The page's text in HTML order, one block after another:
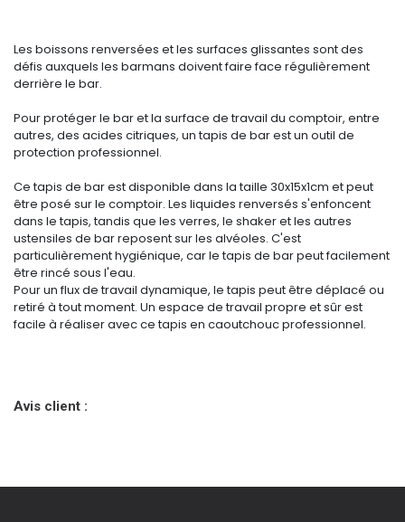
Les boissons renversées et les surfaces glissantes sont des
défis auxquels les barmans doivent faire face régulièrement
derrière le bar.
Pour protéger le bar et la surface de travail du comptoir, entre
autres, des acides citriques, un tapis de bar est un outil de
protection professionnel.
Ce tapis de bar est disponible dans la taille 30x15x1cm et peut
être posé sur le comptoir. Les liquides renversés s'enfoncent
dans le tapis, tandis que les verres, le shaker et les autres
ustensiles de bar reposent sur les alvéoles. C'est
particulièrement hygiénique, car le tapis de bar peut facilement
être rincé sous l'eau.
Pour un flux de travail dynamique, le tapis peut être déplacé ou
retiré à tout moment. Un espace de travail propre et sûr est
facile à réaliser avec ce tapis en caoutchouc professionnel.
Avis client :